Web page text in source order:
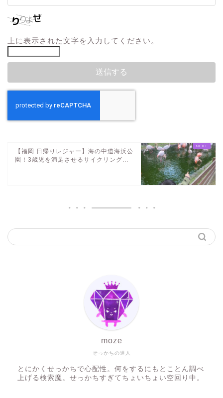
上に表示された文字を入力してください。
【福岡 日帰りレジャー】海の中道海浜公
園！3歳児を満足させるサイクリング...
せっかちの達人
moze
とにかくせっかちで心配性。何をするにもとことん調べ
上げる検索魔。せっかちすぎてちょいちょい空回り中。